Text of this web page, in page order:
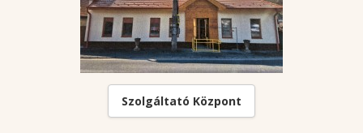
Szolgáltató Központ